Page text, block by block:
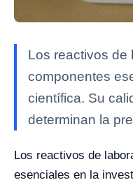
Los reactivos de
componentes
científica. Su
determinan la
Los reactivos de
esenciales en la